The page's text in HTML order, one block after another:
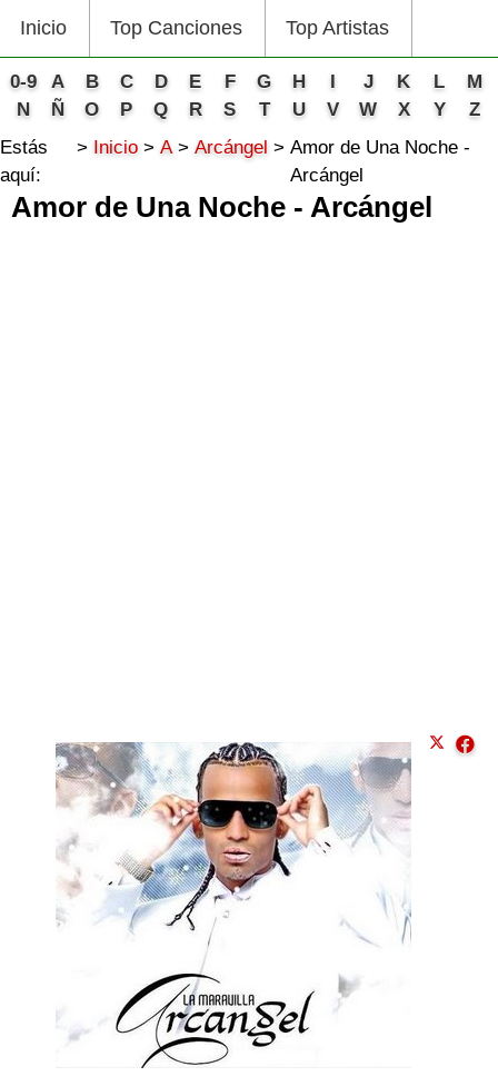
Inicio Top Canciones Top Artistas
0-9 A B C D E F G H I J K L
M
N
Ñ O P Q R S T U V W X Y
Z
Estás
aquí:
Inicio A Arcángel
Amor de Una Noche -
Arcángel
Amor de Una Noche - Arcángel